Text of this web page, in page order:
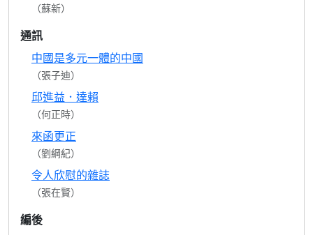
（蘇新）
通訊
中國是多元一體的中國
（張子迪）
邱進益．達賴
（何正時）
來函更正
（劉綱紀）
令人欣慰的雜誌
（張在賢）
編後